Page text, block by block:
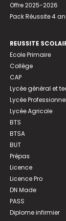
Offre 2025-2026
Pack Réussite 4
REUSSITE
Ecole Primaire
Collège
CAP
Lycée général et
Lycée Professionnel
Lycée Agricole
BTS
BTSA
BUT
Prépas
Licence
Licence Pro
DN Made
PASS
Diplome infirmier